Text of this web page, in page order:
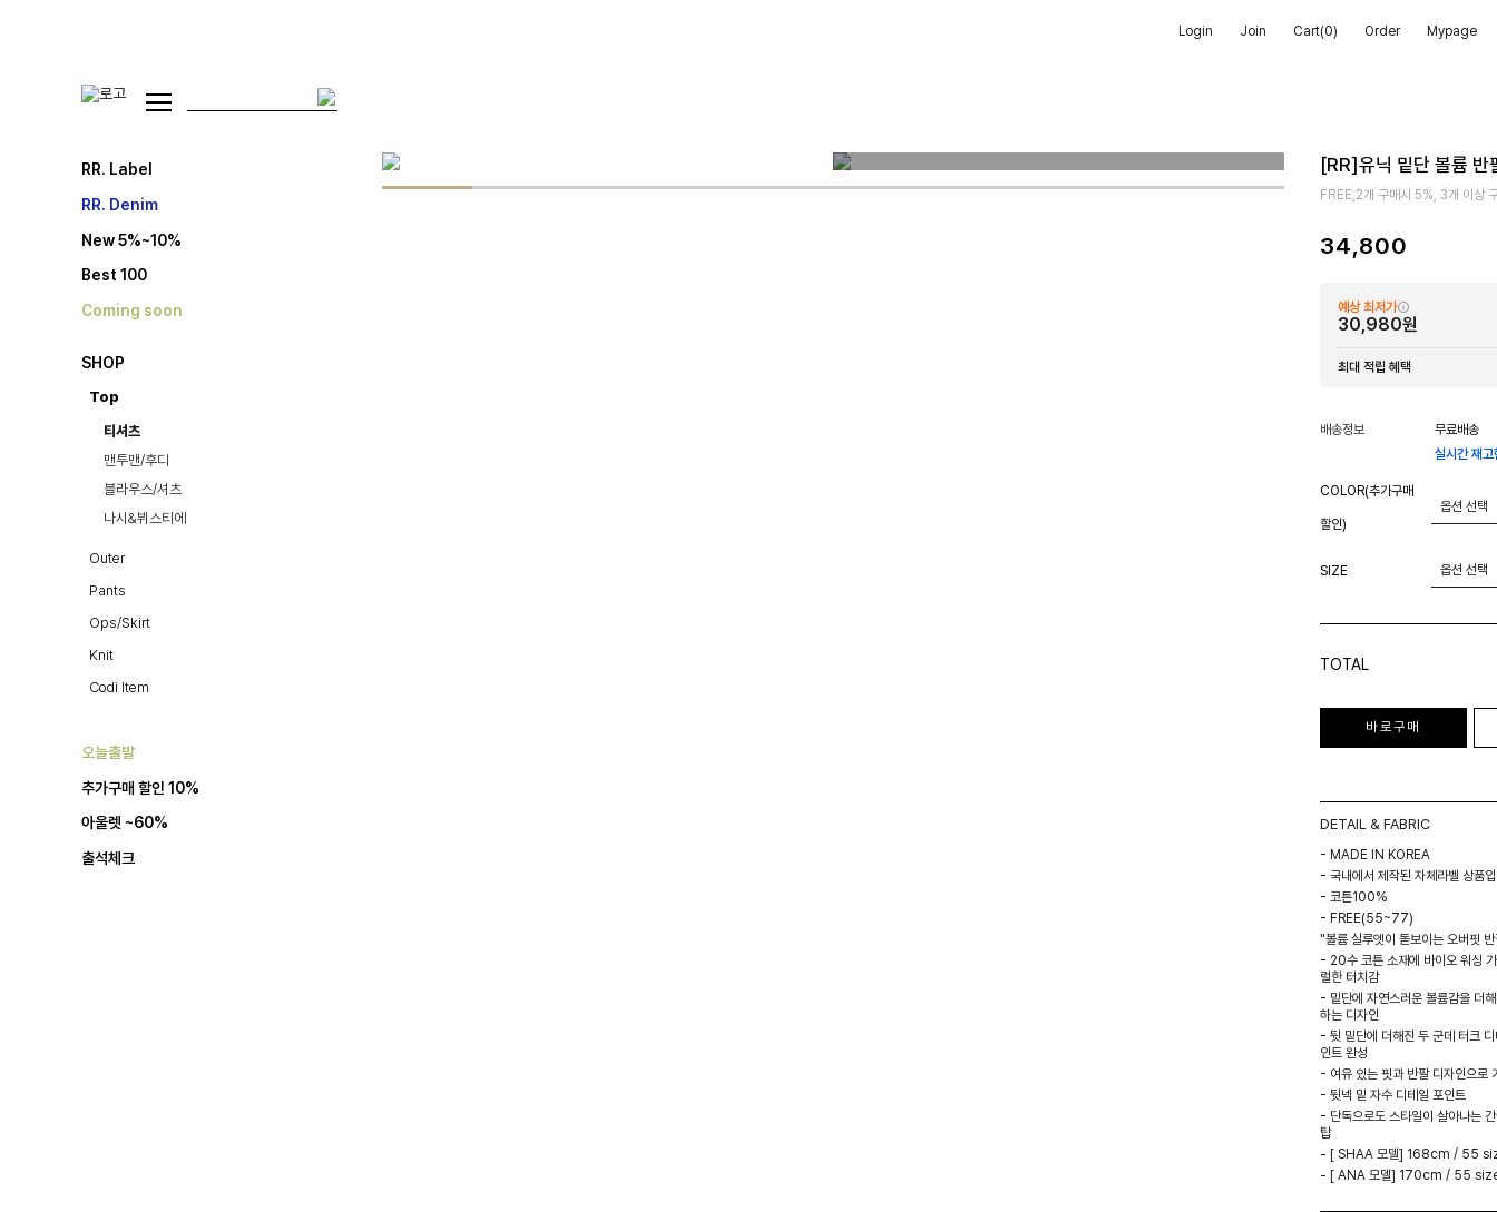
Login Join Cart(0) Order Mypage
RR. Label
RR. Denim
New 5%~10%
Best 100
Coming soon
SHOP
Top
티셔츠
맨투맨/후디
블라우스/셔츠
나시&뷔스티에
Outer
Pants
Ops/Skirt
Knit
Codi Item
오늘출발
추가구매 할인 10%
아울렛 ~60%
출석체크
[RR]유닉 밑단 볼륨 반
FREE,2개 구매시 5%, 3개 이상
34,800
예상 최저가
30,980원
최대 적립 혜택
배송정보
무료배송
실시간 재고
COLOR(추가구매
할인)
SIZE
TOTAL
바로구매
DETAIL & FABRIC
- MADE IN KOREA
- 국내에서 제작된 자체라벨 상품
- 코튼100%
- FREE(55~77)
"볼륨 실루엣이 돋보이는 오버핏
- 20수 코튼 소재에 바이오 워싱
럴한 터치감
- 밑단에 자연스러운 볼륨감을 더
하는 디자인
- 뒷 밑단에 더해진 두 군데 터크
인트 완성
- 여유 있는 핏과 반팔 디자인으로
- 뒷넥 밑 자수 디테일 포인트
- 단독으로도 스타일이 살아나는
탑
- [ SHAA 모델] 168cm / 55
- [ ANA 모델] 170cm / 55